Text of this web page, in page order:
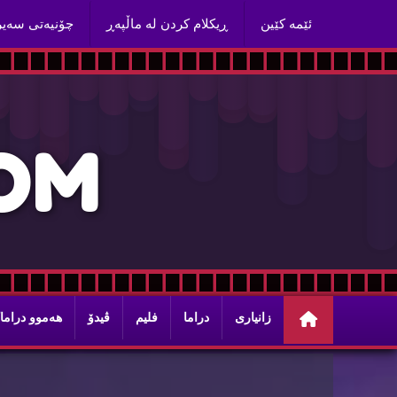
ئێمه‌ كێین ڕیكلام كردن له‌ ماڵپه‌ڕ چۆنیه‌تی
M
زانیاری دراما فلیم ڤیدۆ هه‌موو